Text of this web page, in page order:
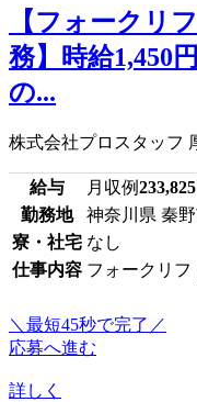
【フォークリ
務】時給1,450
の...
株式会社プロスタッフ
給与 月収例233,825
勤務地
神奈川県 秦
寮・社宅 なし
仕事内容 フォークリフ
＼最短45秒で完了／
応募へ進む
詳しく